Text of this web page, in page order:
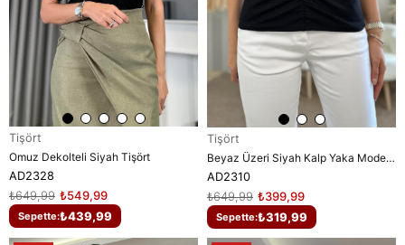
Tişört
Omuz Dekolteli Siyah Tişört
AD2328
₺549,99
₺649,99
Sepette:₺439,99
Tişört
Beyaz Üzeri Siyah Kalp Yaka Model Tişört
AD2310
₺399,99
₺649,99
Sepette:₺319,99